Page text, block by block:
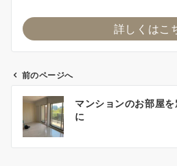
詳しくはこ
前のページへ
マンションのお部屋
に